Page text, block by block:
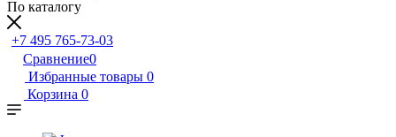
По каталогу
+7 495 765-73-03
Сравнение0
Избранные товары 0
Корзина 0